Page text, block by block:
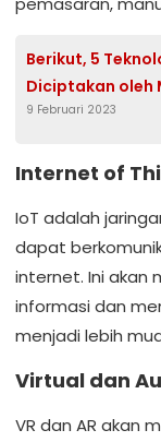
Berikut, 5
Diciptakan oleh
9 Februari 2023
Internet of
IoT adalah
dapat
internet. Ini akan
informasi dan
menjadi lebih
Virtual dan
VR dan AR akan